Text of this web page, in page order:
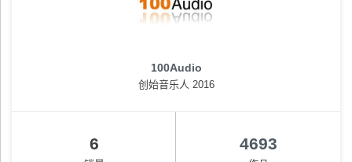
100Audio
创始音乐人 2016
6 4693